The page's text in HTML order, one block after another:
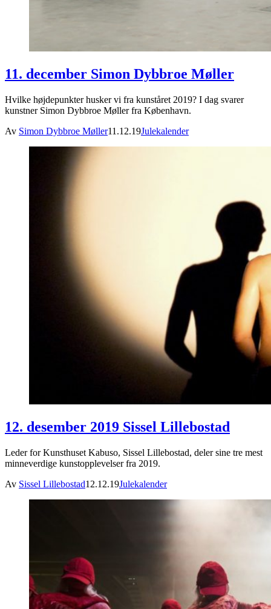
11. december Simon Dybbroe Møller
Hvilke højdepunkter husker vi fra kunståret 2019? I dag svarer
kunstner Simon Dybbroe Møller fra København.
Av Simon Dybbroe Møller11.12.19Julekalender
12. desember 2019 Sissel Lillebostad
Leder for Kunsthuset Kabuso, Sissel Lillebostad, deler sine tre mest
minneverdige kunstopplevelser fra 2019.
Av Sissel Lillebostad12.12.19Julekalender